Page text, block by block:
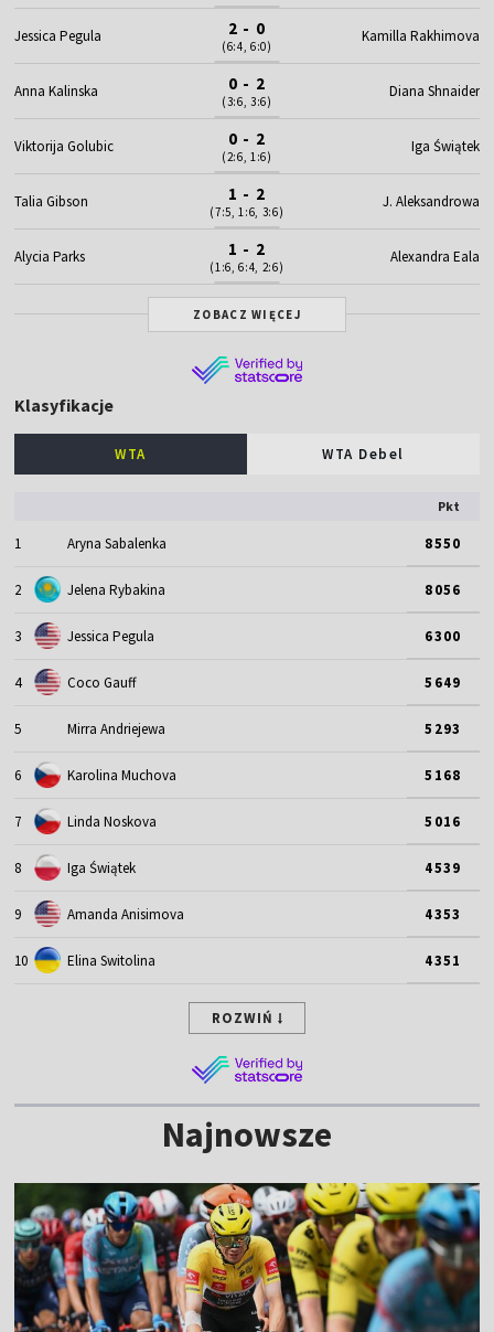
Jessica Pegula 2 - 0
(6:4, 6:0)
Kamilla Rakhimova
Anna Kalinska 0 - 2
(3:6, 3:6)
Diana Shnaider
Viktorija Golubic 0 - 2
(2:6, 1:6)
Iga Świątek
Talia Gibson 1 - 2
(7:5, 1:6, 3:6)
J. Aleksandrowa
Alycia Parks 1 - 2
(1:6, 6:4, 2:6)
Alexandra Eala
ZOBACZ WIĘCEJ
Klasyfikacje
WTA WTA Debel
Pkt
1 Aryna Sabalenka 8550
2 Jelena Rybakina 8056
3 Jessica Pegula 6300
4 Coco Gauff 5649
5 Mirra Andriejewa 5293
6 Karolina Muchova 5168
7 Linda Noskova 5016
8 Iga Świątek 4539
9 Amanda Anisimova 4353
10 Elina Switolina 4351
ROZWIŃ
Najnowsze